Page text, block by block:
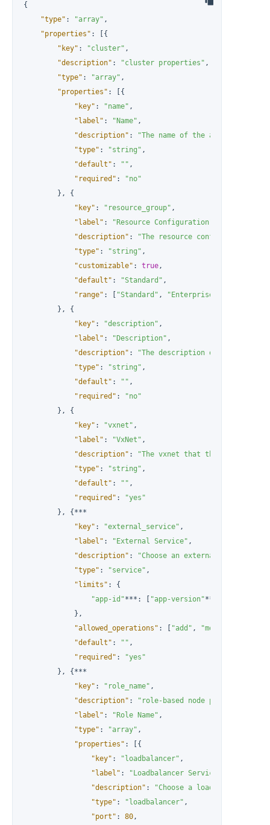
{
"type" : "array" ,
"properties" :
{
"key" : "cluster" ,
"description" : "cluster properties" ,
"type" : "array" ,
"properties" :
{
"key" : "name" ,
"label" : "Name" ,
"description" : "The name of the application"
"type" : "string" ,
"default" : "" ,
"required" :
"no"
} ,
{
"key" : "resource_group" ,
"label" : "Resource Configuration"
"description" :
"The resource configuration of
"type" : "string" ,
"customizable" : true,
"default" : "Standard" ,
"range" : "Standard" , "Enterprise"
} ,
{
"key" : "description" ,
"label" : "Description" ,
"description" :
"The description of the
"type" : "string" ,
"default" : "" ,
"required" :
"no"
} ,
{
"key" : "vxnet" ,
"label" : "VxNet" ,
"description" :
"The vxnet that the
"type" : "string" ,
"default" : "" ,
"required" :
"yes"
} , { ***
"key" : "external_service" ,
"label" : "External Service" ,
"description" :
"Choose an external service to
"type" : "service" ,
"limits" :
{
"app-id"*** : "app-version"***
} ,
"allowed_operations" : "add" , "modify"
"default" : "" ,
"required" :
"yes"
} , { ***
"key" : "role_name" ,
"description" : "role-based node properties"
"label" : "Role Name" ,
"type" : "array" ,
"properties" :
{
"key" : "loadbalancer" ,
"label" : "Loadbalancer Service"
"description" :
"Choose a loadbalancer
"type" : "loadbalancer" ,
"port" : 80,